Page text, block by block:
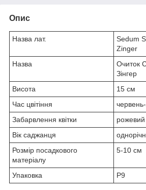
Опис
Назва лат.
Sedum
Zinger
Назва
Очиток
Зінгер
Висота
15 см
Час цвітіння
Забарвлення квітки
рожевий
Вік саджанця
Розмір посадкового
матеріалу
5-10 см
Упаковка P9